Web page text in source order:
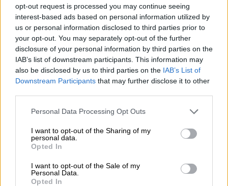
opt-out request is processed you may continue seeing
interest-based ads based on personal information utilized by
us or personal information disclosed to third parties prior to
your opt-out. You may separately opt-out of the further
disclosure of your personal information by third parties on the
IAB’s list of downstream participants. This information may
also be disclosed by us to third parties on the IAB’s List of
Downstream Participants that may further disclose it to other
Please note that this website/app uses one or more Google
not limited to your visit or usage behaviour. You may click to
grant or deny consent to Google and its third-party tags to
use your data for below specified purposes in below Google
consent section.
Personal Data Processing Opt Outs
I want to opt-out of the Sharing of my
personal data.
Opted In
I want to opt-out of the Sale of my
Personal Data.
Opted In
Αθλητισμός 02.12.2025 23:30
συνελήφθη για απόπειρα βιασμού
Ο παλαίμαχος άσος της Premier League
συνελήφθη στο αεροδρόμιο Στάνστεντ –
πρώην συντρόφου του